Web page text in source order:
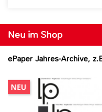
Neu im Shop
ePaper Jahres-Archive,